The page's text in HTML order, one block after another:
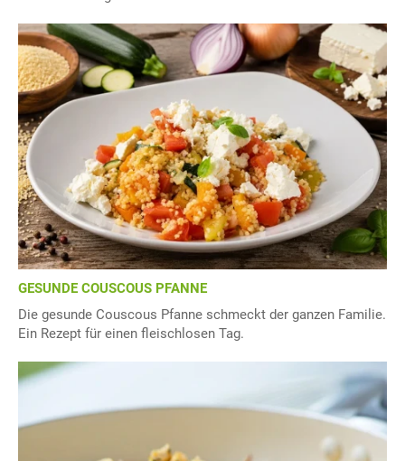
GESUNDE COUSCOUS PFANNE
Die gesunde Couscous Pfanne schmeckt der ganzen Familie.
Ein Rezept für einen fleischlosen Tag.